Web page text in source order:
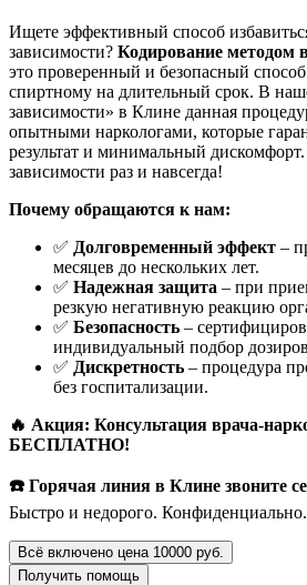
Ищете эффективный способ
зависимости? Кодирование методом
это проверенный и безопасный
спиртному на длительный срок. В
зависимости» в Клине данная
опытными наркологами, которые
результат и минимальный дискомфорт.
зависимости раз и навсегда!
Почему обращаются к нам:
✅ Долговременный эффект –
месяцев до нескольких лет.
✅ Надежная защита – при
резкую негативную реакцию
✅ Безопасность –
индивидуальный подбор
✅ Дискретность – процедура
без госпитализации.
🔥 Акция: Консультация врача-
БЕСПЛАТНО!
☎️ Горячая линия в Клине звоните
Быстро и недорого.
Всё включено цена 10000 руб.
Получить помощь